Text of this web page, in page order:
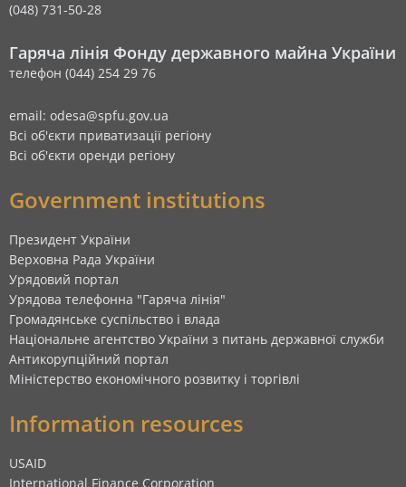
(048) 731-50-28
Гаряча лінія Фонду державного майна України
телефон (044) 254 29 76
email: odesa@spfu.gov.ua
Всі об'єкти приватизації регіону
Всі об'єкти оренди регіону
Government institutions
Президент України
Верховна Рада України
Урядовий портал
Урядова телефонна "Гаряча лінія"
Громадянське суспільство і влада
Національне агентство України з питань державної служби
Антикорупційний портал
Міністерство економічного розвитку і торгівлі
Information resources
USAID
International Finance Corporation